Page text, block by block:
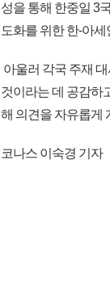
성을 통해 한중일 3
도화를 위한 한-아
아울러 각국 주재
것이라는 데 공감하
해 의견을 자유롭게
코나스 이숙경 기자